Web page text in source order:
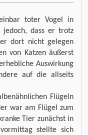
toter Vogel in
jedoch, dass er trotz
dort nicht gelegen
von Katzen äußerst
Auswirkung
auf die allseits
Flügeln
war am Flügel zum
Tier zunächst in
stellte sich